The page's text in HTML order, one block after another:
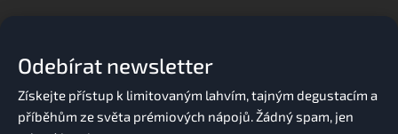
Odebírat newsletter